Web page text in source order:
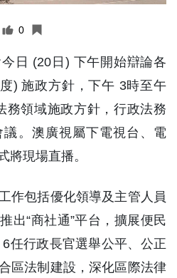
0
日 (20日) 下午開始辯論各
) 施政方針，下午 3時至午
務領域施政方針，行政法務
。澳廣視屬下電視台、電
將現場直播。
作包括優化領導及主管人員
出“商社通”平台，擴展便民
任行政長官選舉公平、公正
區法制建設，深化區際法律